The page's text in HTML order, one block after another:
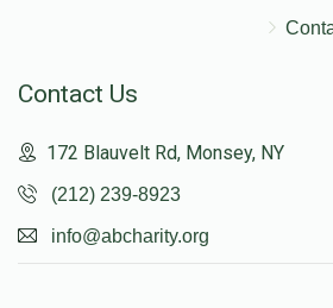
Contact Us
172 Blauvelt Rd, Monsey, NY
(212) 239-8923
info@abcharity.org